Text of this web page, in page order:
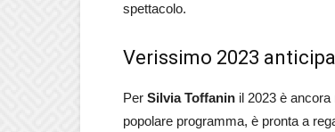
spettacolo.
Verissimo 2023
Per Silvia Toffanin il 2023 è ancora
popolare programma, è pronta a